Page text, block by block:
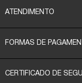
ATENDIMENTO
FORMAS DE
CERTIFICADO DE